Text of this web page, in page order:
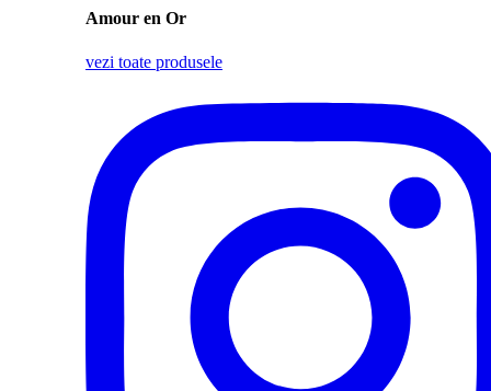
Amour en Or
vezi toate produsele